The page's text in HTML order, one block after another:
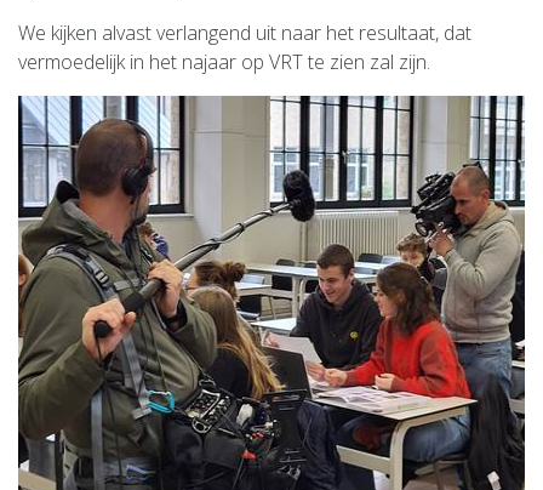
We kijken alvast verlangend uit naar het resultaat, dat
vermoedelijk in het najaar op VRT te zien zal zijn.